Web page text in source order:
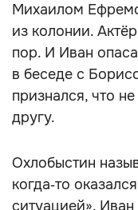
Михаилом
из колонии.
пор. И Иван
в беседе с
признался, что
другу.
Охлобыстин
когда‑то
ситуацией».